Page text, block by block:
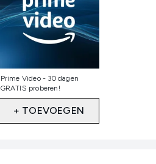
Prime Video - 30 dagen
GRATIS proberen!
Niet geselecteerd
+ TOEVOEGEN